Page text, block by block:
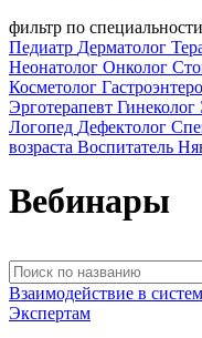
фильтр по специальности
Педиатр Дерматолог
Неонатолог Онколог
Косметолог
Эрготерапевт Гинеколог
Логопед Дефектолог
возраста Воспитатель
Вебинары
Взаимодействие в
Экспертам